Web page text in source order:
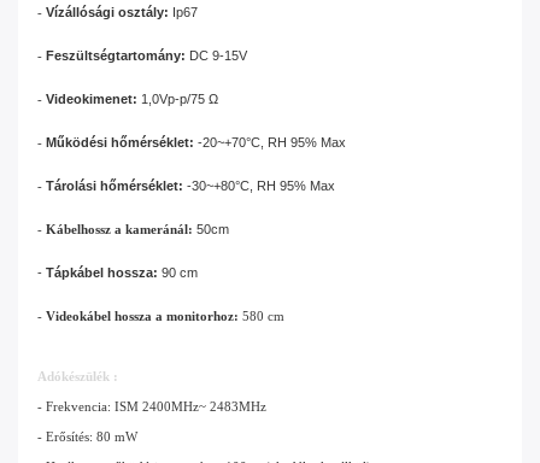
- Vízállósági osztály: Ip67
- Feszültségtartomány: DC 9-15V
- Videokimenet: 1,0Vp-p/75 Ω
- Működési hőmérséklet: -20~+70°C, RH 95% Max
- Tárolási hőmérséklet: -30~+80°C, RH 95% Max
- Kábelhossz a kameránál: 50cm
- Tápkábel hossza: 90 cm
- Videokábel hossza a monitorhoz: 580 cm
Adókészülék :
- Frekvencia: ISM 2400MHz~ 2483MHz
- Erősítés: 80 mW